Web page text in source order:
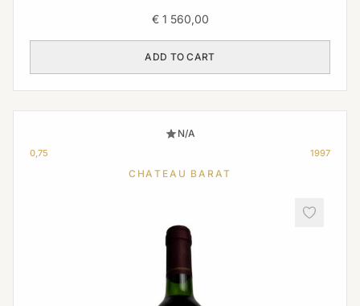
€1 560,00
ADD TO CART
N/A
0,75 1997
CHATEAU BARAT